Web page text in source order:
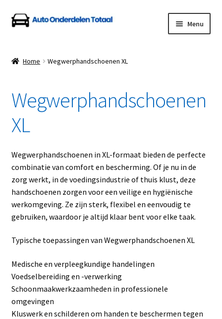
Ga
door
navigatie
Ga
naar
inhoud
Menu
Auto Onderdelen Shop
Betalen en Verzenden
Blog
Contact
Klantenservice
Over Ons
Overzicht
Home Wegwerphandschoenen XL
Wegwerphandschoenen
XL
Wegwerphandschoenen in XL-formaat bieden de perfecte
combinatie van comfort en bescherming. Of je nu in de
zorg werkt, in de voedingsindustrie of thuis klust, deze
handschoenen zorgen voor een veilige en hygiënische
werkomgeving. Ze zijn sterk, flexibel en eenvoudig te
gebruiken, waardoor je altijd klaar bent voor elke taak.
Typische toepassingen van Wegwerphandschoenen XL
Medische en verpleegkundige handelingen
Voedselbereiding en -verwerking
Schoonmaakwerkzaamheden in professionele
omgevingen
Kluswerk en schilderen om handen te beschermen tegen